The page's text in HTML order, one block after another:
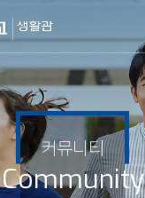
커뮤니티
Community